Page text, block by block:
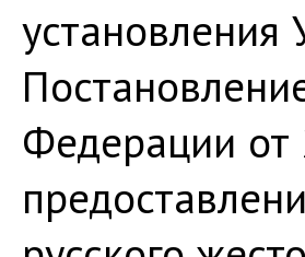
Федерации от